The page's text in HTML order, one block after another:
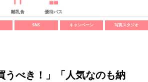
離乳食 優待パス
SNS キャンペーン 写真スタジオ
うべき！」「人気なのも納